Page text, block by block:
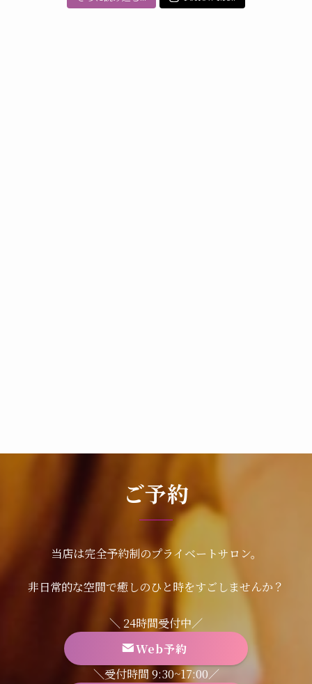
ご予約
当店は完全予約制のプライベートサロン。
非日常的な空間で癒しのひと時をすごしませんか？
＼ 24時間受付中／
Web予約
＼受付時間 9:30~17:00／